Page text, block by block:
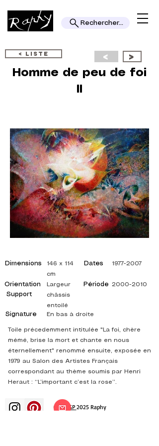
Rechercher...
< LISTE < >
Homme de peu de foi
Dimensions
Orientation
Support
Signature
146 x 114
cm
Dates
Période
Largeur
châssis
entoilé
En bas à droite
1977-2007
2000-2010
Toile précedemment intitulée "La foi, chère
mémé, brise la mort et chante en nous
éternellement" renommé ensuite, exposée en
1979 au Salon des Artistes Français
correspondant au thème soumis par Henri
Heraut : “L’important c’est la rose”.
© ADAGP 2025 Raphy